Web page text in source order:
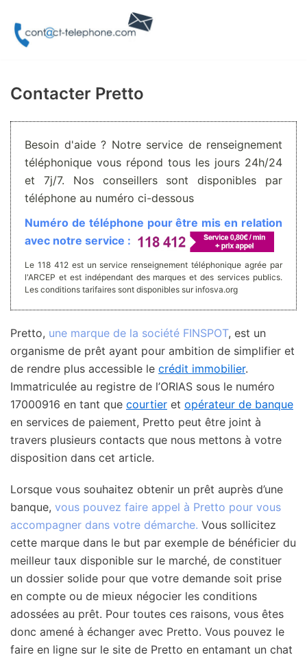
Aller
Contacter Pretto
Besoin d'aide ? Notre service de renseignement
téléphonique vous répond tous les jours 24h/24
et 7j/7. Nos conseillers sont disponibles par
téléphone au numéro ci-dessous
Numéro de téléphone pour être mis en relation
avec notre service :
Le 118 412 est un service renseignement téléphonique agrée par
l'ARCEP et est indépendant des marques et des services publics.
Les conditions tarifaires sont disponibles sur infosva.org
Pretto, une marque de la société FINSPOT, est un
organisme de prêt ayant pour ambition de simplifier et
de rendre plus accessible le crédit immobilier.
Immatriculée au registre de l’ORIAS sous le numéro
17000916 en tant que courtier et opérateur de banque
en services de paiement, Pretto peut être joint à
travers plusieurs contacts que nous mettons à votre
disposition dans cet article.
Lorsque vous souhaitez obtenir un prêt auprès d’une
banque, vous pouvez faire appel à Pretto pour vous
accompagner dans votre démarche. Vous sollicitez
cette marque dans le but par exemple de bénéficier du
meilleur taux disponible sur le marché, de constituer
un dossier solide pour que votre demande soit prise
en compte ou de mieux négocier les conditions
adossées au prêt. Pour toutes ces raisons, vous êtes
donc amené à échanger avec Pretto. Vous pouvez le
faire en ligne sur le site de Pretto en entamant un chat